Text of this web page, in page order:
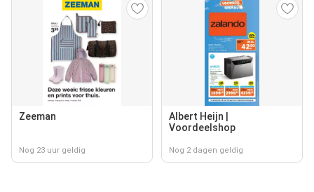
Zeeman
Nog 23 uur geldig
Albert Heijn |
Voordeelshop
Nog 2 dagen geldig